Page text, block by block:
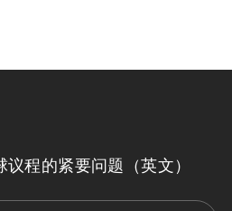
程的紧要问题（英文）